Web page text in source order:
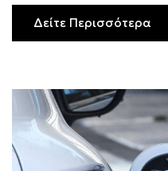
Δείτε Περισσότερα